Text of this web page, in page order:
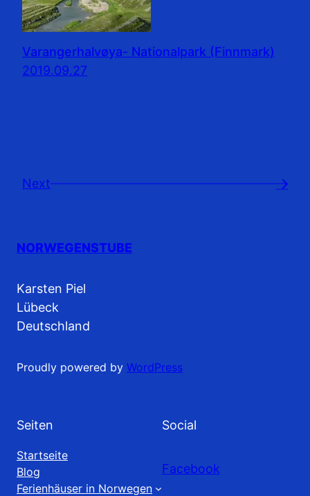
Varangerhalvøya- Nationalpark (Finnmark)
2019.09.27
Next →
NORWEGENSTUBE
Karsten Piel
Lübeck
Deutschland
Proudly powered by WordPress
Seiten
Startseite
Blog
Ferienhäuser in Norwegen
Social
Facebook